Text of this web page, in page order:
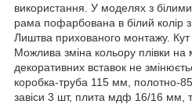
використання. У моделях з
рама пофарбована в білий колір з
Лиштва прихованого монтажу. Кут
Можлива зміна кольору плівки
декоративних вставок не
коробка-труба 115 мм, полотно-
завіси 3 шт, плита мдф 16/16 мм,